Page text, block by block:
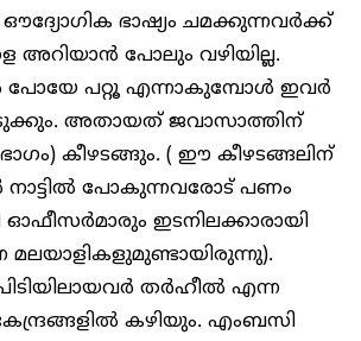
ഔദ്യോഗിക ഭാഷ്യം ചമക്കുന്നവർക്ക്
അറിയാൻ പോലും വഴിയില്ല.
പോയേ പറ്റൂ എന്നാകുമ്പോൾ ഇവർ
അതായത് ജവാസാത്തിന്
കീഴടങ്ങും. ( ഈ കീഴടങ്ങലിന്
പോകുന്നവരോട് പണം
ഇടനിലക്കാരായി
മലയാളികളുമുണ്ടായിരുന്നു).
തർഹീൽ എന്ന
കഴിയും. എംബസി